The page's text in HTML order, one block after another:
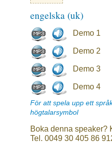
engelska (uk)
Demo 1
Demo 2
Demo 3
Demo 4
För att spela upp ett
högtalarsymbol
Boka denna speaker?
Tel. 0049 30 405 86